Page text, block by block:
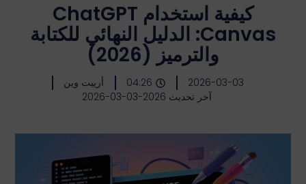
كيفية استخدام ChatGPT
Canvas: الدليل النهائي للكتابة
والترميز (2026)
2026-03-03
04:26
أرييت وين
آخر تحديث 2026-03-03-2026